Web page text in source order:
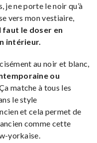
je ne porte le noir qu’à
vers mon vestiaire,
faut le doser en
intérieur.
au noir et blanc,
ou
matche à tous les
le style
et cela permet de
comme cette
yorkaise.